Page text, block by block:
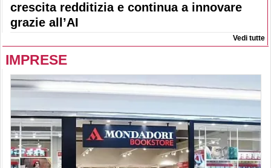
crescita redditizia e continua a innovare
grazie all’AI
Vedi tutte
IMPRESE